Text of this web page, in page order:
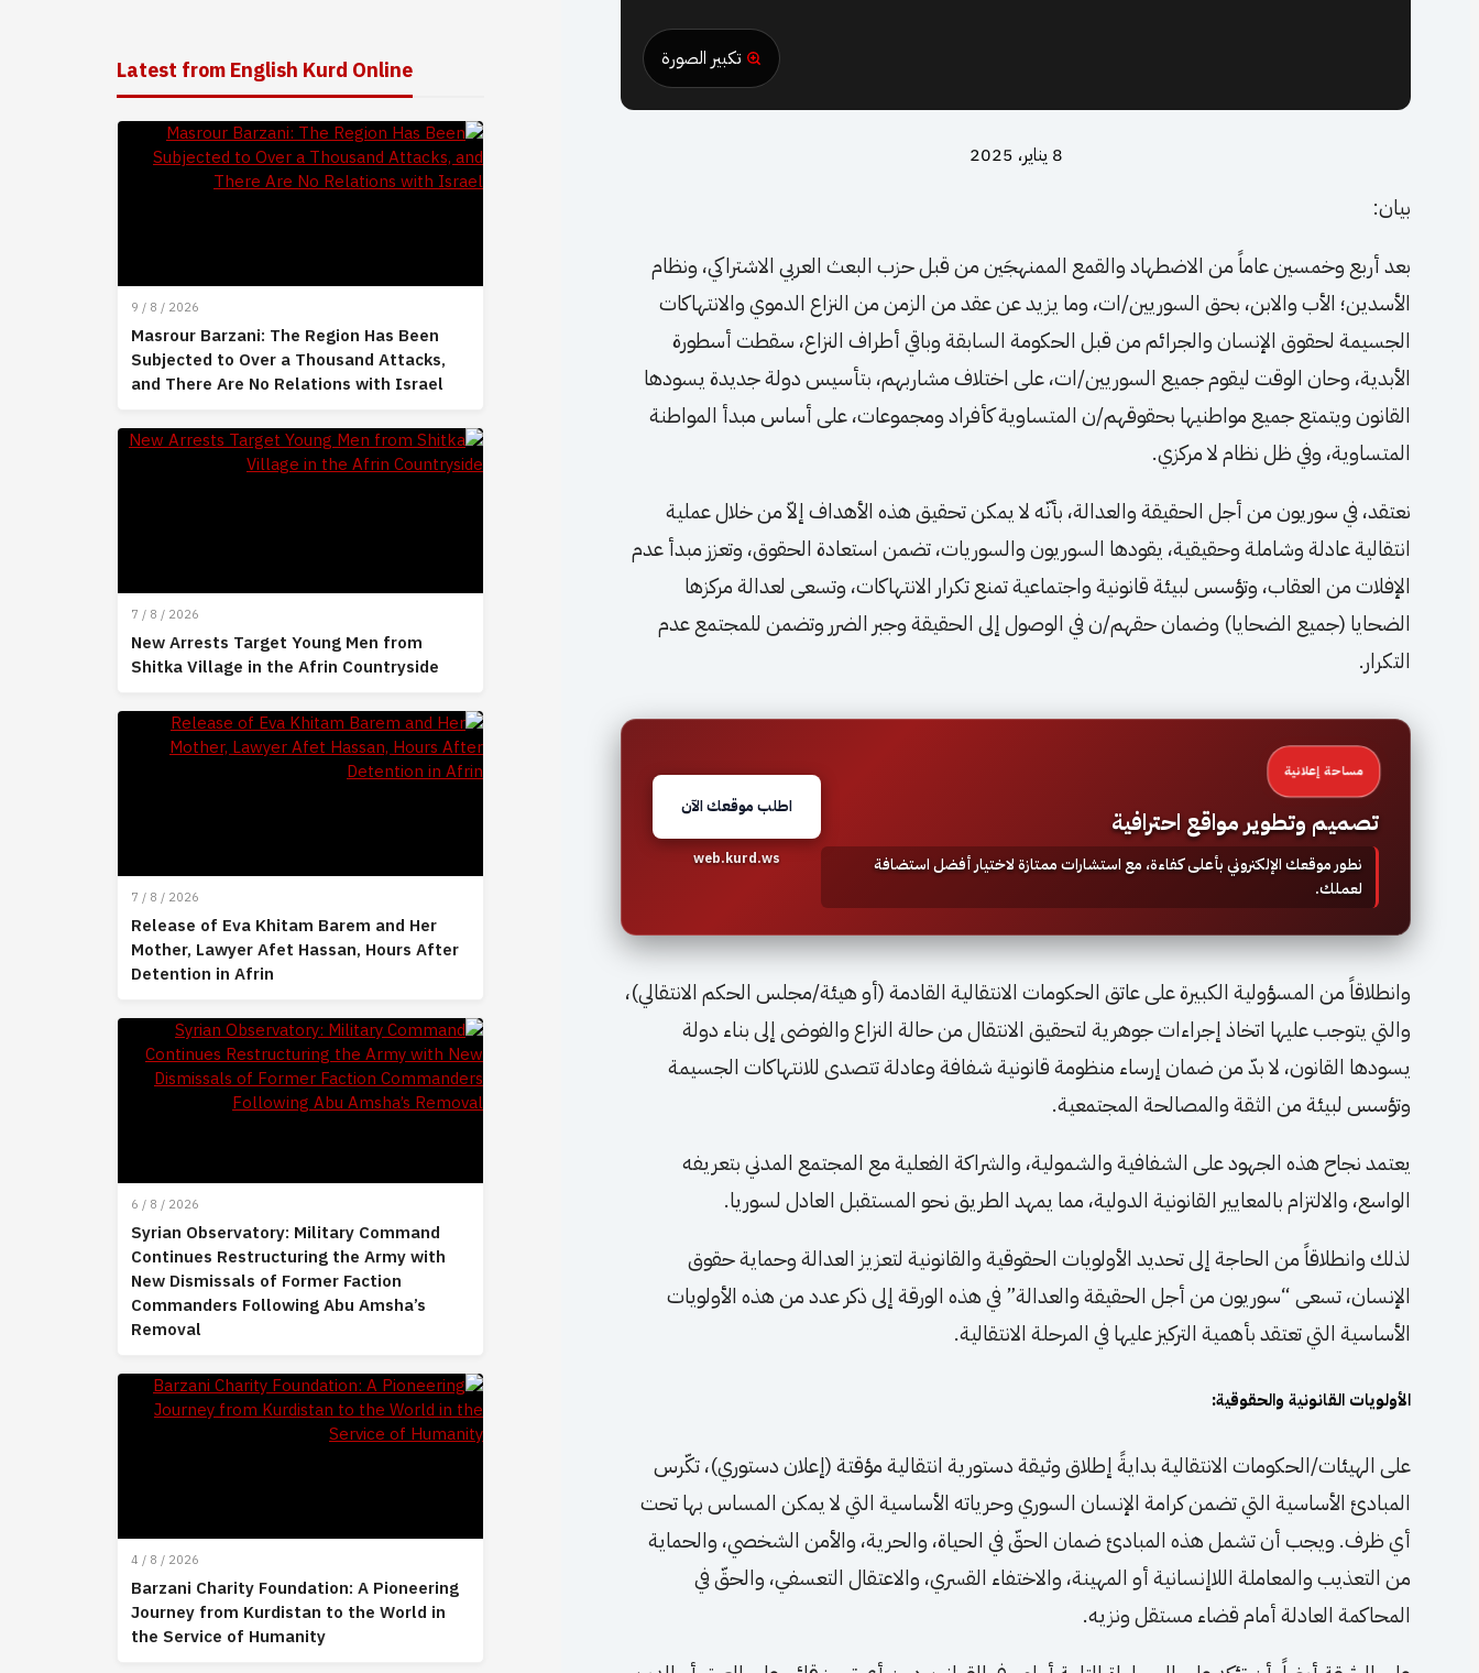
تكبير الصورة
8 يناير، 2025
بيان:
بعد أربع وخمسين عاماً من الاضطهاد والقمع الممنهجَين من قبل حزب البعث العربي الاشتراكي، ونظام
الأسدين؛ الأب والابن، بحق السوريين/ات، وما يزيد عن عقد من الزمن من النزاع الدموي والانتهاكات
الجسيمة لحقوق الإنسان والجرائم من قبل الحكومة السابقة وباقي أطراف النزاع، سقطت أسطورة
الأبدية، وحان الوقت ليقوم جميع السوريين/ات، على اختلاف مشاربهم، بتأسيس دولة جديدة يسودها
القانون ويتمتع جميع مواطنيها بحقوقهم/ن المتساوية كأفراد ومجموعات، على أساس مبدأ المواطنة
المتساوية، وفي ظل نظام لا مركزي.
نعتقد، في سوريون من أجل الحقيقة والعدالة، بأنّه لا يمكن تحقيق هذه الأهداف إلاّ من خلال عملية
انتقالية عادلة وشاملة وحقيقية، يقودها السوريون والسوريات، تضمن استعادة الحقوق، وتعزز مبدأ عدم
الإفلات من العقاب، وتؤسس لبيئة قانونية واجتماعية تمنع تكرار الانتهاكات، وتسعى لعدالة مركزها
الضحايا (جميع الضحايا) وضمان حقهم/ن في الوصول إلى الحقيقة وجبر الضرر وتضمن للمجتمع عدم
التكرار.
مساحة إعلانية
تصميم وتطوير مواقع احترافية
نطور موقعك الإلكتروني بأعلى كفاءة، مع استشارات ممتازة لاختيار أفضل استضافة
لعملك.
اطلب موقعك الآن
web.kurd.ws
وانطلاقاً من المسؤولية الكبيرة على عاتق الحكومات الانتقالية القادمة (أو هيئة/مجلس الحكم الانتقالي)،
والتي يتوجب عليها اتخاذ إجراءات جوهرية لتحقيق الانتقال من حالة النزاع والفوضى إلى بناء دولة
يسودها القانون، لا بدّ من ضمان إرساء منظومة قانونية شفافة وعادلة تتصدى للانتهاكات الجسيمة
وتؤسس لبيئة من الثقة والمصالحة المجتمعية.
يعتمد نجاح هذه الجهود على الشفافية والشمولية، والشراكة الفعلية مع المجتمع المدني بتعريفه
الواسع، والالتزام بالمعايير القانونية الدولية، مما يمهد الطريق نحو المستقبل العادل لسوريا.
لذلك وانطلاقاً من الحاجة إلى تحديد الأولويات الحقوقية والقانونية لتعزيز العدالة وحماية حقوق
الإنسان، تسعى “سوريون من أجل الحقيقة والعدالة” في هذه الورقة إلى ذكر عدد من هذه الأولويات
الأساسية التي تعتقد بأهمية التركيز عليها في المرحلة الانتقالية.
الأولويات القانونية والحقوقية:
على الهيئات/الحكومات الانتقالية بدايةً إطلاق وثيقة دستورية انتقالية مؤقتة (إعلان دستوري)، تكّرس
المبادئ الأساسية التي تضمن كرامة الإنسان السوري وحرياته الأساسية التي لا يمكن المساس بها تحت
أي ظرف. ويجب أن تشمل هذه المبادئ ضمان الحقّ في الحياة، والحرية، والأمن الشخصي، والحماية
من التعذيب والمعاملة اللاإنسانية أو المهينة، والاختفاء القسري، والاعتقال التعسفي، والحقّ في
المحاكمة العادلة أمام قضاء مستقل ونزيه.
Latest from English Kurd Online
9 / 8 / 2026
Masrour Barzani: The Region Has Been
Subjected to Over a Thousand Attacks,
and There Are No Relations with Israel
7 / 8 / 2026
New Arrests Target Young Men from
Shitka Village in the Afrin Countryside
7 / 8 / 2026
Release of Eva Khitam Barem and Her
Mother, Lawyer Afet Hassan, Hours After
Detention in Afrin
6 / 8 / 2026
Syrian Observatory: Military Command
Continues Restructuring the Army with
New Dismissals of Former Faction
Commanders Following Abu Amsha’s
Removal
4 / 8 / 2026
Barzani Charity Foundation: A Pioneering
Journey from Kurdistan to the World in
the Service of Humanity